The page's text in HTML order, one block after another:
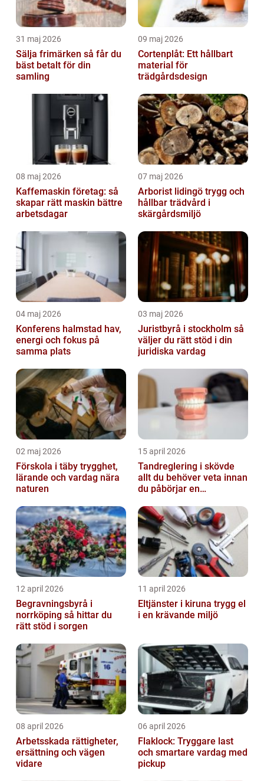
31 maj 2026
Sälja frimärken så får du
bäst betalt för din
samling
09 maj 2026
Cortenplåt: Ett hållbart
material för
trädgårdsdesign
08 maj 2026
Kaffemaskin företag: så
skapar rätt maskin bättre
arbetsdagar
07 maj 2026
Arborist lidingö trygg och
hållbar trädvård i
skärgårdsmiljö
04 maj 2026
Konferens halmstad hav,
energi och fokus på
samma plats
03 maj 2026
Juristbyrå i stockholm så
väljer du rätt stöd i din
juridiska vardag
02 maj 2026
Förskola i täby trygghet,
lärande och vardag nära
naturen
15 april 2026
Tandreglering i skövde
allt du behöver veta innan
du påbörjar en
12 april 2026
Begravningsbyrå i
norrköping så hittar du
rätt stöd i sorgen
11 april 2026
Eltjänster i kiruna trygg el
i en krävande miljö
08 april 2026
Arbetsskada rättigheter,
ersättning och vägen
vidare
06 april 2026
Flaklock: Tryggare last
och smartare vardag med
pickup